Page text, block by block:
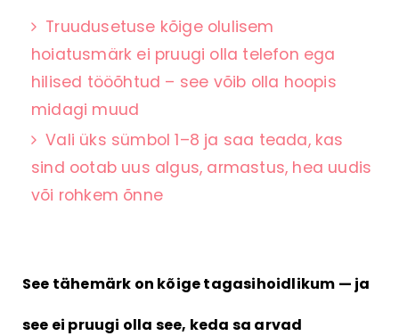
Truudusetuse kõige olulisem
hoiatusmärk ei pruugi olla telefon ega
hilised tööõhtud – see võib olla hoopis
midagi muud
Vali üks sümbol 1–8 ja saa teada, kas
sind ootab uus algus, armastus, hea uudis
või rohkem õnne
See tähemärk on kõige tagasihoidlikum — ja
see ei pruugi olla see, keda sa arvad